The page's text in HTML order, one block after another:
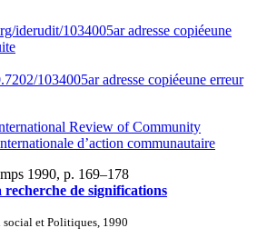
iderudit/1034005aradresse copiéeune
1034005aradresse copiéeune erreur
Review of Community
d’action communautaire
1990, p. 169–178
de significations
et Politiques, 1990